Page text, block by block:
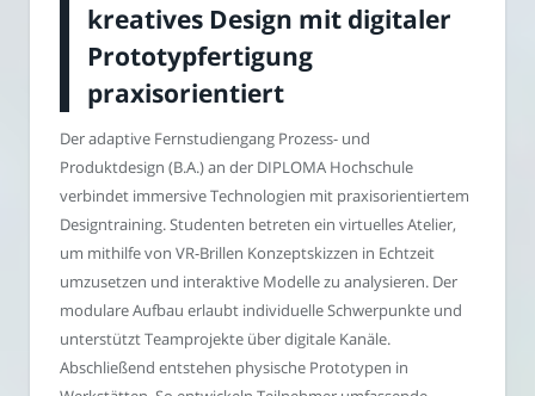
kreatives Design mit digitaler
Prototypfertigung
praxisorientiert
Der adaptive Fernstudiengang Prozess- und
Produktdesign (B.A.) an der DIPLOMA Hochschule
verbindet immersive Technologien mit praxisorientiertem
Designtraining. Studenten betreten ein virtuelles Atelier,
um mithilfe von VR-Brillen Konzeptskizzen in Echtzeit
umzusetzen und interaktive Modelle zu analysieren. Der
modulare Aufbau erlaubt individuelle Schwerpunkte und
unterstützt Teamprojekte über digitale Kanäle.
Abschließend entstehen physische Prototypen in